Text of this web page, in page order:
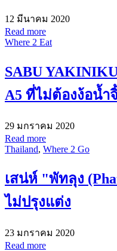
12 มีนาคม 2020
Read more
Where 2 Eat
SABU
A5 ที่ไม่ต้องง้อน้ำ
29 มกราคม 2020
Read more
Thailand, Where 2 Go
เสน่ห์ "พัทลุง
ไม่ปรุงแต่ง
23 มกราคม 2020
Read more